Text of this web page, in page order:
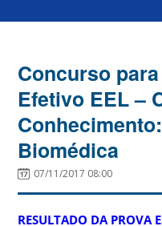
Concurso
Efetivo EEL –
Biomédica
07/11/2017 08:00
RESULTADO DA PROVA